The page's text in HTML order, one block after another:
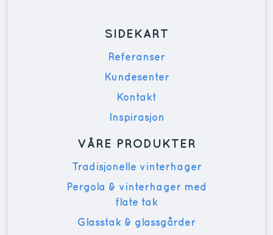
SIDEKART
Referanser
Kundesenter
Kontakt
Inspirasjon
VÅRE PRODUKTER
Tradisjonelle vinterhager
Pergola & vinterhager med
flate tak
Glasstak & glassgårder